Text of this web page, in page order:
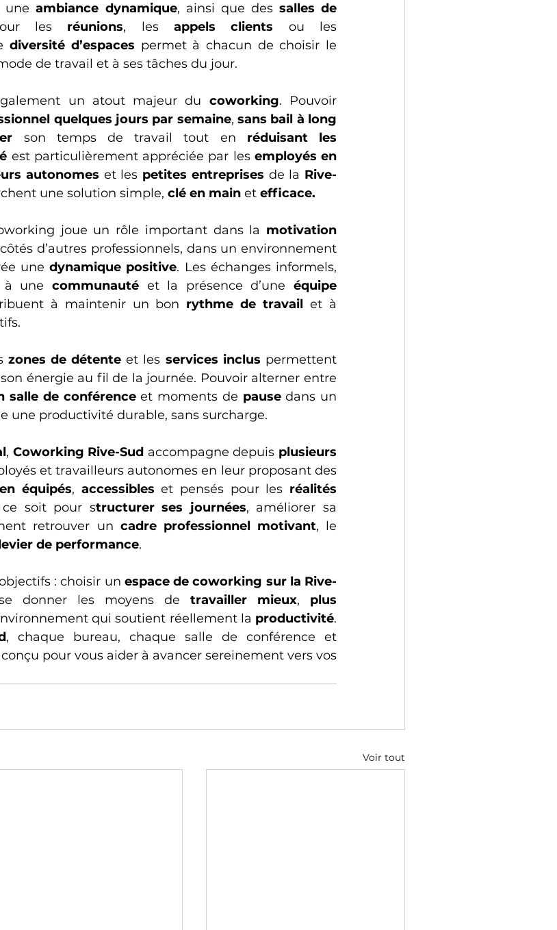
une ambiance dynamique, ainsi que des salles de
les réunions, les appels clients
diversité d’espaces permet à chacun de choisir le
de travail et à ses tâches du jour.
un atout majeur du coworking. Pouvoir
quelques jours par semaine, sans bail à long
son temps de travail tout en réduisant les
est particulièrement appréciée par les employés en
autonomes et les petites entreprises de la Rive-
une solution simple, clé en main et efficace.
joue un rôle important dans la motivation
une dynamique positive. Les échanges informels,
à une communauté et la présence d’une équipe
à maintenir un bon rythme de travail et à
zones de détente et les services inclus permettent
salle de conférence et moments de pause
une productivité durable, sans surcharge.
, Coworking Rive-Sud accompagne depuis plusieurs
équipés, accessibles et pensés pour les réalités
ce soit pour structurer ses journées
retrouver un cadre professionnel motivant, le
de performance.
: choisir un espace de coworking sur la Rive-
se donner les moyens de travailler mieux, plus
qui soutient réellement la productivité.
, chaque bureau, chaque salle de conférence et
pour vous aider à avancer sereinement vers vos
Voir tout